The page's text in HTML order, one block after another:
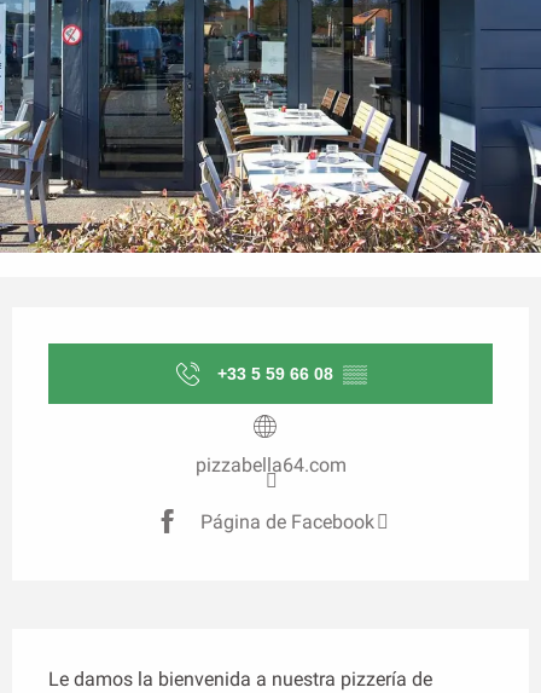
+33 5 59 66 08 ▒▒
pizzabella64.com
Página de Facebook
Le damos la bienvenida a nuestra pizzería de